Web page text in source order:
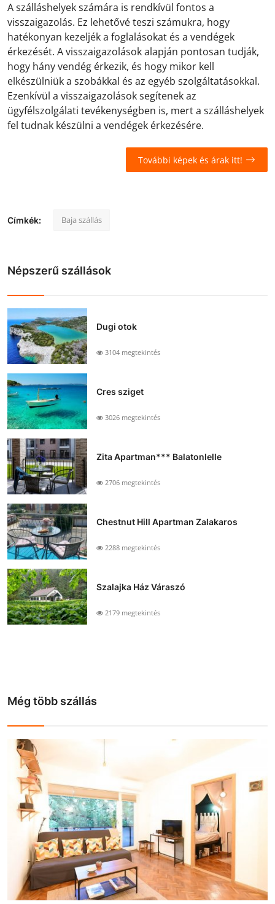
A szálláshelyek számára is rendkívül fontos a
visszaigazolás. Ez lehetővé teszi számukra, hogy
hatékonyan kezeljék a foglalásokat és a vendégek
érkezését. A visszaigazolások alapján pontosan tudják,
hogy hány vendég érkezik, és hogy mikor kell
elkészülniük a szobákkal és az egyéb szolgáltatásokkal.
Ezenkívül a visszaigazolások segítenek az
ügyfélszolgálati tevékenységben is, mert a szálláshelyek
fel tudnak készülni a vendégek érkezésére.
További képek és árak itt!
Címkék: Baja szállás
Népszerű szállások
Dugi otok
3104 megtekintés
Cres sziget
3026 megtekintés
Zita Apartman*** Balatonlelle
2706 megtekintés
Chestnut Hill Apartman Zalakaros
2288 megtekintés
Szalajka Ház Váraszó
2179 megtekintés
Még több szállás